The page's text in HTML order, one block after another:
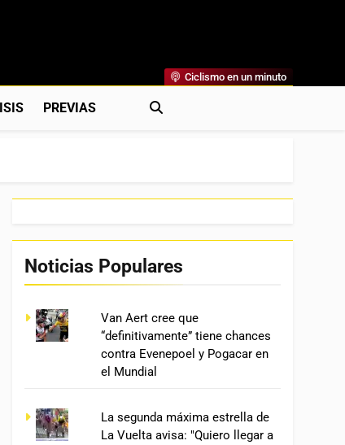
Previas Y Más. La Web Ciclista De Referencia.
Ciclismo en un minuto
PREVIAS
Noticias Populares
Van Aert cree que
“definitivamente” tiene chances
contra Evenepoel y Pogacar en
el Mundial
La segunda máxima estrella de
La Vuelta avisa: "Quiero llegar a